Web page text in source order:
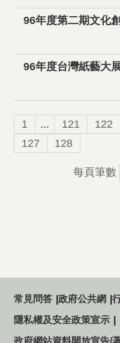
96年度第二期文化
96年度台灣紙藝大
1 ... 121 122
127
128
每頁筆數
常見問答 政府公共網
隱私權及安全政策宣示
政府網站資料開放宣告/